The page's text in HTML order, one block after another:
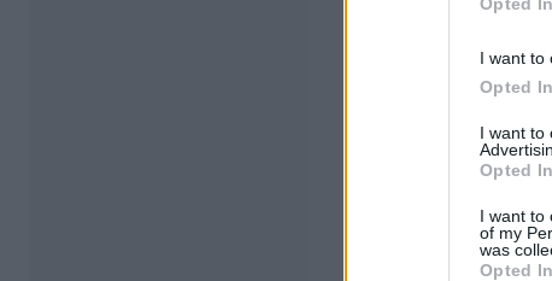
I want to
Opted In
I want to
Opted In
I want to
of my
was
Opted In